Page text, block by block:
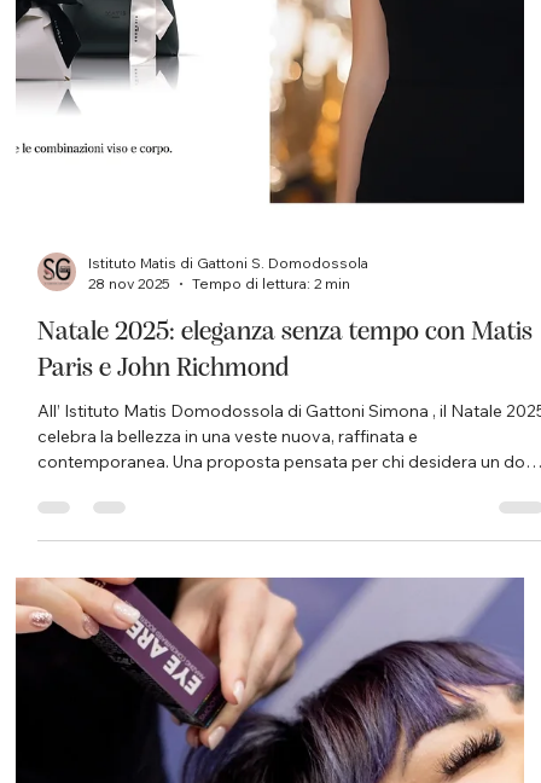
Istituto Matis di Gattoni S. Domodossola
Tempo di lettura: 3 min
Non sai cosa regalare a Natale? Scegli un
trattamento estetico all’Istituto Matis
Domodossola
Il Natale si avvicina e trovare il regalo giusto può diventare
limitrofe, un trattamento estetico dell’ Istituto Matis
Domodossola di Gattoni Simona è una scelta preziosa, elegante
e sempre apprezzata. Regalare benessere significa offrire
un’esperienza di cura, relax e bellezza in un luogo riconosciuto
Perché un trattamento estetico è il regalo ideale